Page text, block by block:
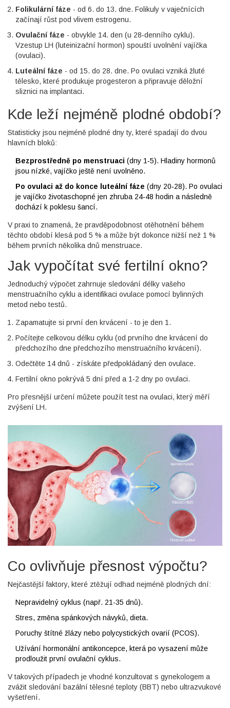
Folikulární fáze - od 6. do 13. dne. Folikuly v vaječnících
začínají růst pod vlivem estrogenu.
Ovulační fáze - obvykle 14. den (u 28‑denního cyklu).
Vzestup LH (luteinizační hormon) spouští uvolnění vajíčka
(ovulaci).
Luteální fáze - od 15. do 28. dne. Po ovulaci vzniká žluté
tělesko, které produkuje progesteron a připravuje děložní
sliznici na implantaci.
Kde leží nejméně plodné období?
Statisticky jsou nejméně plodné dny ty, které spadají do dvou
hlavních bloků:
Bezprostředně po menstruaci (dny 1‑5). Hladiny hormonů
jsou nízké, vajíčko ještě není uvolněno.
Po ovulaci až do konce luteální fáze (dny 20‑28). Po ovulaci
je vajíčko životaschopné jen zhruba 24‑48 hodin a následně
dochází k poklesu šancí.
V praxi to znamená, že pravděpodobnost otěhotnění během
těchto období klesá pod 5 % a může být dokonce nižší než 1 %
během prvních několika dnů menstruace.
Jak vypočítat své fertilní okno?
Jednoduchý výpočet zahrnuje sledování délky vašeho
menstruačního cyklu a identifikaci ovulace pomocí bylinných
metod nebo testů.
Zapamatujte si první den krvácení - to je den 1.
Počítejte celkovou délku cyklu (od prvního dne krvácení do
předchozího dne předchozího menstruačního krvácení).
Odečtěte 14 dnů - získáte předpokládaný den ovulace.
Fertilní okno pokrývá 5 dní před a 1‑2 dny po ovulaci.
Pro přesnější určení můžete použít test na ovulaci, který měří
zvýšení LH.
Co ovlivňuje přesnost výpočtu?
Nejčastější faktory, které ztěžují odhad nejméně plodných dní:
Nepravidelný cyklus (např. 21-35 dnů).
Stres, změna spánkových návyků, dieta.
Poruchy štítné žlázy nebo polycystických ovarií (PCOS).
Užívání hormonální antikoncepce, která po vysazení může
prodloužit první ovulační cyklus.
V takových případech je vhodné konzultovat s gynekologem a
zvážit sledování bazální tělesné teploty (BBT) nebo ultrazvukové
vyšetření.